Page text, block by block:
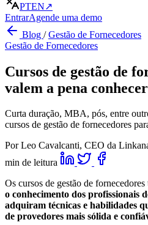
PTEN↗
EntrarAgende uma demo
Blog /Gestão de Fornecedores
Gestão de Fornecedores
Cursos de gestão de
valem a pena
Curta duração, MBA, pós, entre
cursos de gestão de fornecedores
Por Leo Cavalcanti, CEO da
min de leitura
Os cursos de gestão de
o conhecimento dos profissionais
adquiram técnicas e habilidades
de provedores mais sólida e